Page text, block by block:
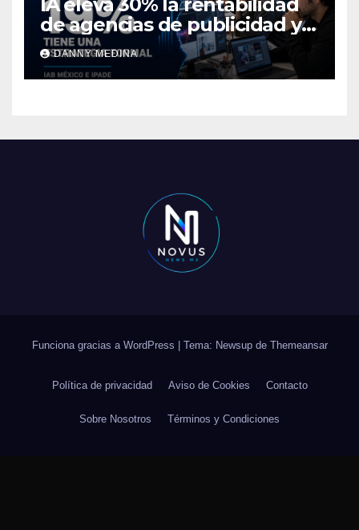
de agencias de publicidad y
pone en jaque el cobro por
hora: IAB México e IPADE
DANNY MEDINA
Funciona gracias a WordPress Tema: Newsup de Themeansar
Política de privacidad Aviso de Cookies Contacto
Sobre Nosotros Términos y Condiciones